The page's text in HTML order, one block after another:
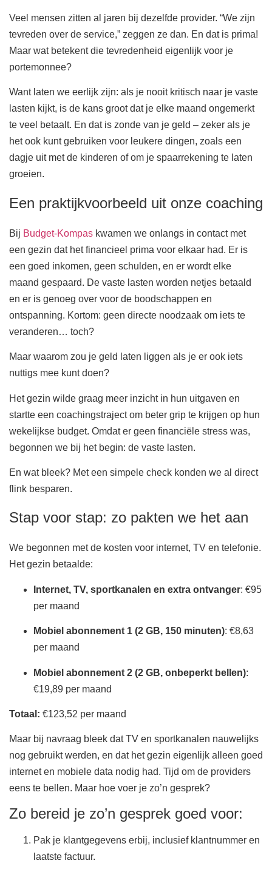
Veel mensen zitten al jaren bij dezelfde provider. “We zijn
tevreden over de service,” zeggen ze dan. En dat is prima!
Maar wat betekent die tevredenheid eigenlijk voor je
portemonnee?
Want laten we eerlijk zijn: als je nooit kritisch naar je vaste
lasten kijkt, is de kans groot dat je elke maand ongemerkt
te veel betaalt. En dat is zonde van je geld – zeker als je
het ook kunt gebruiken voor leukere dingen, zoals een
dagje uit met de kinderen of om je spaarrekening te laten
groeien.
Een praktijkvoorbeeld uit onze coaching
Bij Budget-Kompas kwamen we onlangs in contact met
een gezin dat het financieel prima voor elkaar had. Er is
een goed inkomen, geen schulden, en er wordt elke
maand gespaard. De vaste lasten worden netjes betaald
en er is genoeg over voor de boodschappen en
ontspanning. Kortom: geen directe noodzaak om iets te
veranderen… toch?
Maar waarom zou je geld laten liggen als je er ook iets
nuttigs mee kunt doen?
Het gezin wilde graag meer inzicht in hun uitgaven en
startte een coachingstraject om beter grip te krijgen op hun
wekelijkse budget. Omdat er geen financiële stress was,
begonnen we bij het begin: de vaste lasten.
En wat bleek? Met een simpele check konden we al direct
flink besparen.
Stap voor stap: zo pakten we het aan
We begonnen met de kosten voor internet, TV en telefonie.
Het gezin betaalde:
Internet, TV, sportkanalen en extra ontvanger: €95
per maand
Mobiel abonnement 1 (2 GB, 150 minuten): €8,63
per maand
Mobiel abonnement 2 (2 GB, onbeperkt bellen):
€19,89 per maand
Totaal: €123,52 per maand
Maar bij navraag bleek dat TV en sportkanalen nauwelijks
nog gebruikt werden, en dat het gezin eigenlijk alleen goed
internet en mobiele data nodig had. Tijd om de providers
eens te bellen. Maar hoe voer je zo’n gesprek?
Zo bereid je zo’n gesprek goed voor:
Pak je klantgegevens erbij, inclusief klantnummer en
laatste factuur.